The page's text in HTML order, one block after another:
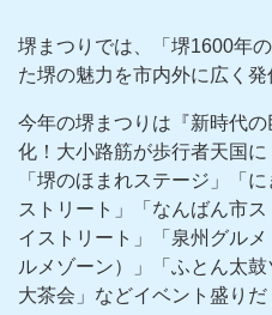
堺まつりでは、「堺1600年
た堺の魅力を市内外に広く発
今年の堺まつりは『新時代
化！大小路筋が歩行者天国に
「堺のほまれステージ」「
ストリート」「なんばん市
イストリート」「泉州グル
ルメゾーン）」「ふとん太
大茶会」などイベント盛りだ